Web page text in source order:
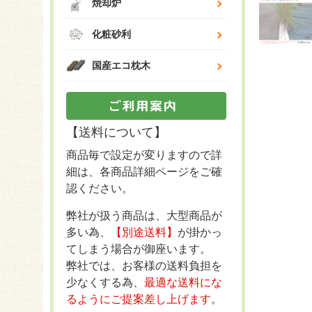
焼却炉
化粧砂利
国産エコ枕木
【送料について】
商品毎で設定が変りますので詳
細は、各商品詳細ページをご確
認ください。
弊社が扱う商品は、大型商品が
多い為、
【別途送料】 が掛かっ
てしまう場合が御座います。
弊社では、お客様の送料負担を
少なくする為、 最適な送料にな
るようにご提案差し上げます。